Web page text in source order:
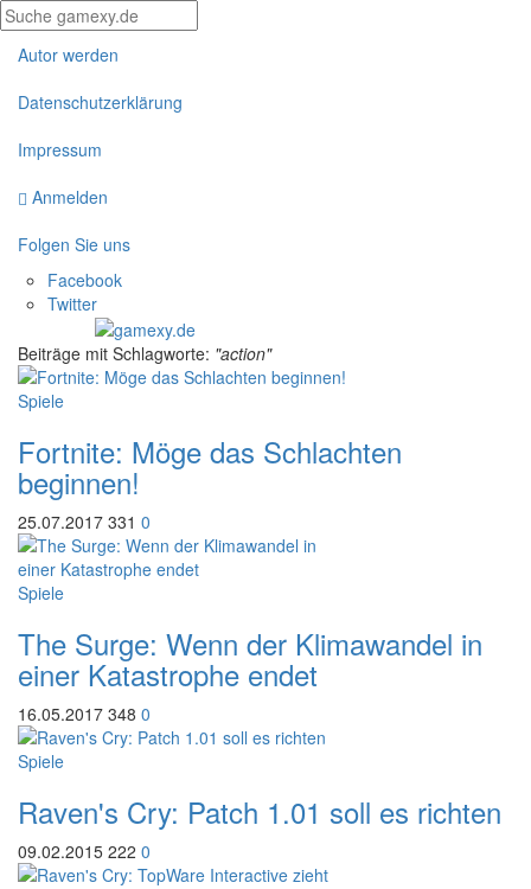
Autor werden
Datenschutzerklärung
Impressum
Anmelden
Folgen Sie uns
Facebook
Twitter
Beiträge mit Schlagworte: "action"
Spiele
Fortnite: Möge das Schlachten
beginnen!
25.07.2017 331 0
Spiele
The Surge: Wenn der Klimawandel in
einer Katastrophe endet
16.05.2017 348 0
Spiele
Raven's Cry: Patch 1.01 soll es richten
09.02.2015 222 0